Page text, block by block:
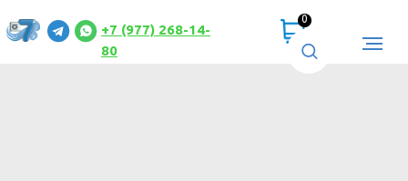
+7 (977) 268-14-
80
0